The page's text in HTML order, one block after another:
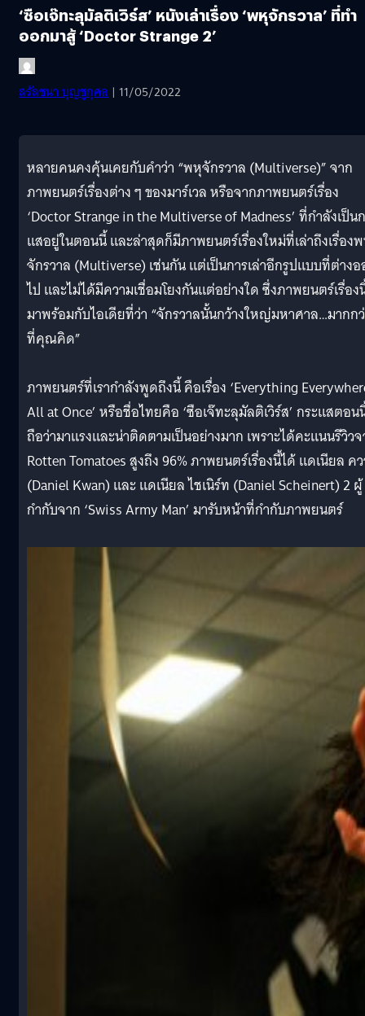
‘ซือเจ๊ทะลุมัลติเวิร์ส’ หนังเล่าเรื่อง ‘พหุจักรวาล’ ที่ทำ
ออกมาสู้ ‘Doctor Strange 2’
สรัลชนา บุญชูกุศล | 11/05/2022
หลายคนคงคุ้นเคยกับคำว่า “พหุจักรวาล (Multiverse)” จาก
ภาพยนตร์เรื่องต่าง ๆ ของมาร์เวล หรือจากภาพยนตร์เรื่อง
‘Doctor Strange in the Multiverse of Madness’ ที่กำลังเป็น
แสอยู่ในตอนนี้ และล่าสุดก็มีภาพยนตร์เรื่องใหม่ที่เล่าถึงเรื่อง
จักรวาล (Multiverse) เช่นกัน แต่เป็นการเล่าอีกรูปแบบที่ต่าง
ไป และไม่ได้มีความเชื่อมโยงกันแต่อย่างใด ซึ่งภาพยนตร์เรื่อง
มาพร้อมกับไอเดียที่ว่า “จักรวาลนั้นกว้างใหญ่มหาศาล…มากก
ที่คุณคิด”
ภาพยนตร์ที่เรากำลังพูดถึงนี้ คือเรื่อง ‘Everything
All at Once’ หรือชื่อไทยคือ ‘ซือเจ๊ทะลุมัลติเวิร์ส’ กระแสตอน
ถือว่ามาแรงและน่าติดตามเป็นอย่างมาก เพราะได้คะแนนรีวิว
Rotten Tomatoes สูงถึง 96% ภาพยนตร์เรื่องนี้ได้ แดเนียล ค
(Daniel Kwan) และ แดเนียล ไชเนิร์ท (Daniel Scheinert) 2 ผู้
กำกับจาก ‘Swiss Army Man’ มารับหน้าที่กำกับภาพยนตร์